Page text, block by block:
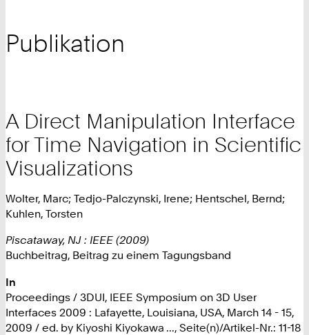
Publikation
A Direct Manipulation Interface
for Time Navigation in Scientific
Visualizations
Wolter, Marc; Tedjo-Palczynski, Irene; Hentschel, Bernd;
Kuhlen, Torsten
Piscataway, NJ : IEEE (2009)
Buchbeitrag, Beitrag zu einem Tagungsband
In
Proceedings / 3DUI, IEEE Symposium on 3D User
Interfaces 2009 : Lafayette, Louisiana, USA, March 14 - 15,
2009 / ed. by Kiyoshi Kiyokawa ..., Seite(n)/Artikel-Nr.: 11-18